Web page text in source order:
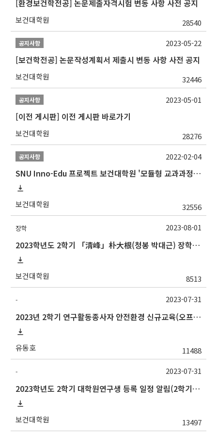
[환경보건학전공] 논문제출자격시험 변동 사항 사전 공지
보건대학원 28540
공지사항
[보건학전공] 논문작성계획서 제출시 변동 사항 사전 공지
보건대학원 32446
2023-05-22
공지사항
[이전 게시판] 이전 게시판 바로가기
보건대학원 28276
2023-05-01
공지사항
SNU Inno-Edu 프로젝트 보건대학원 '모듈형 교과과정' 안내(revised 2022/2/28)
보건대학원 32556
2022-02-04
장학
2023학년도 2학기 「淸峰」朴大根(청봉 박대근) 장학생 신청 안내
보건대학원 8513
2023-08-01
-
2023년 2학기 연구활동종사자 안전환경 신규교육(오프라인) 안내
유동호 11488
2023-07-31
-
2023학년도 2학기 대학원연구생 등록 일정 알림(2학기 논문심사 예정자 필수 등록)
보건대학원 13497
2023-07-31